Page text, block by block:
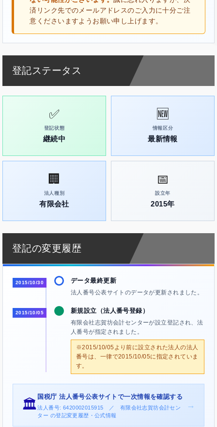
済リンク先でのメールアドレスのご入力に十分ご注
意くださいますようお願い申し上げます。
登記ステータス
✅
登記状態
継続中
🆕
情報区分
最新情報
🏢
法人種別
有限会社
📅
設立年
2015年
登記の変更履歴
2015/10/30 データ最終更新
法人番号公表サイトのデータが更新されました。
2015/10/05 新規設立（法人番号登録）
有限会社志賀坊会計センターが設立登記され、法
人番号が指定されました。
※2015/10/05より前に設立された法人の法人
番号は、一律で2015/10/05に指定されていま
す。
🏛️
国税庁 法人番号公表サイトで一次情報を確認する
法人番号: 6420002015915 ／ 有限会社志賀坊会計セン
ター の登記変更履歴・公式情報
→